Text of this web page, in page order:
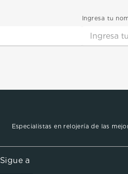
Ingresa tu
Especialistas en relojería de las
Sigue a